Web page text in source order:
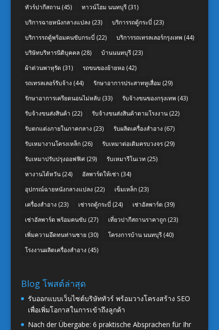
ทัวร์ปากีสถาน(45) ทาวน์โฮม นนทบุรี(31)
บริการฉายหนังกลางแปลง (23) บริการรถตู้กระบี่ (23)
บริการรถตู้พร้อมคนขับกระบี่ (22) บริการรถเทรลเลอร์กรุงเทพ (44)
บริษัทบริหารนิติบุคคล(28) บ้านนนทบุรี(23)
ผ้าต่วนพาหุรัด (31) รถขนของย้ายหอ(42)
รถเทรลเลอร์รับจ้าง (44) รักษาอาการประสาทหูเสื่อม (29)
รักษาอาการเครียดนอนไม่หลับ (33) รับจ้างขนของกรุงเทพ (43)
รับจ้างขนส่งสินค้า (22) รับจ้างขนส่งสินค้าตามโรงงาน(22)
รับตกแต่งภายในภาคกลาง (23) รับผลิตเครื่องสำอาง (67)
รับเหมางานโครงเหล็ก(26) รับเหมาต่อเติมครบวงจร(29)
รับเหมาปรับปรุงออฟฟิศ(29) รับเหมารีโนเวท (25)
หางานไต้หวัน(24) อัลพาร์ดให้เช่า (34)
อุปกรณ์ฉายหนังกลางแปลง (22) เข็มเหล็ก(23)
เครื่องสำอาง (23) เช่ารถตู้กระบี่ (24) เช่าอัลพาร์ด (39)
เช่าอัลพาร์ด พร้อมคนขับ (27) เที่ยวปากีสถานราคาถูก(23)
เพิ่มความอึดทนท่านชาย (30) โครงการบ้าน นนทบุรี(40)
โรงงานผลิตเครื่องสำอาง (45)
Blog โพสต์ล่าสุด
รับออกแบบเว็บไซต์บริษัททัวร์ พร้อมวางโครงสร้าง SEO
เพื่อเพิ่มโอกาสในการเข้าถึงลูกค้า
Nach der Übergabe: 6 praktische Absprachen für Ihr